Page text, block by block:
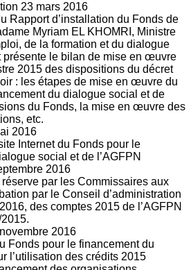
23 mars 2016
Rapport d’installation du Fonds de
Myriam EL KHOMRI, Ministre
de la formation et du dialogue
présente le bilan de mise en œuvre
2015 des dispositions du décret
: les étapes de mise en œuvre du
du dialogue social et de
du Fonds, la mise en œuvre des
etc.
2016
Internet du Fonds pour le
social et de l’AGFPN
2016
par les Commissaires aux
par le Conseil d’administration
des comptes 2015 de l’AGFPN
novembre 2016
Fonds pour le financement du
l’utilisation des crédits 2015